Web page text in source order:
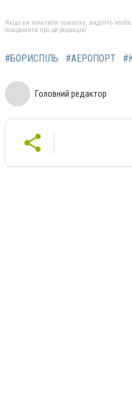
Якщо ви помітили помилку, виділіть
повідомити про це редакцію
#БОРИСПІЛЬ #АЕРОПОРТ
Головний редактор